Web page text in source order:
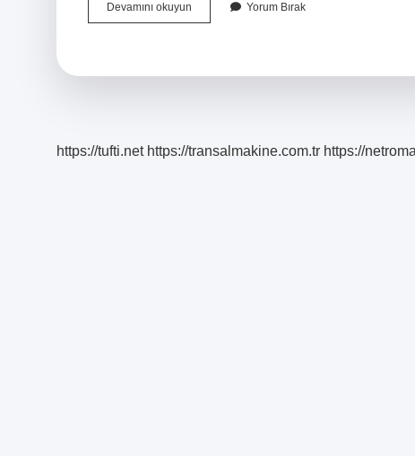
Devamını okuyun
Otu
Yorum Bırak
https://tufti.net https://transalmakine.com.tr https://